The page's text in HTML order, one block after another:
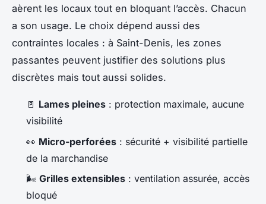
aèrent les locaux tout en bloquant l’accès. Chacun
a son usage. Le choix dépend aussi des
contraintes locales : à Saint-Denis, les zones
passantes peuvent justifier des solutions plus
discrètes mais tout aussi solides.
🚪 Lames pleines : protection maximale, aucune
visibilité
👀 Micro-perforées : sécurité + visibilité partielle
de la marchandise
🌬️ Grilles extensibles : ventilation assurée, accès
bloqué